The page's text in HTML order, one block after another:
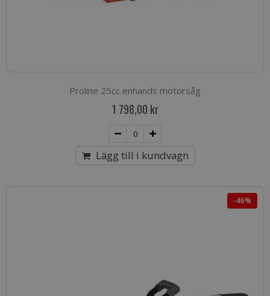
Proline 25cc enhands motorsåg
1 798,00 kr
Lägg till i kundvagn
-46%